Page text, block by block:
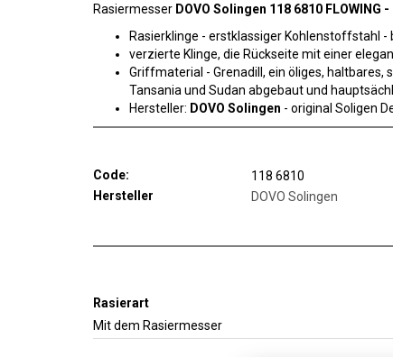
Rasiermesser DOVO Solingen 118 6810 FLOWING
Rasierklinge - erstklassiger Kohlenstoffstahl -
verzierte Klinge, die Rückseite mit einer
Griffmaterial - Grenadill, ein öliges,
Tansania und Sudan abgebaut und
Hersteller: DOVO Solingen - original Soligen
Code:
118 6810
Hersteller
DOVO Solingen
Rasierart
Mit dem Rasiermesser